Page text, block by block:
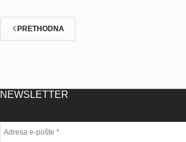
PRETHODNA
NEWSLETTER